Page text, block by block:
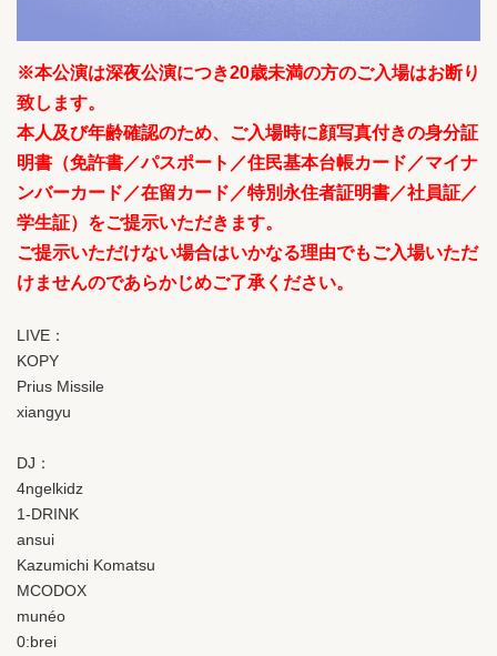
※本公演は深夜公演につき20歳未満の方のご入場はお断り
致します。
本人及び年齢確認のため、ご入場時に顔写真付きの身分証
明書（免許書／パスポート／住民基本台帳カード／マイナ
ンバーカード／在留カード／特別永住者証明書／社員証／
学生証）をご提示いただきます。
ご提示いただけない場合はいかなる理由でもご入場いただ
けませんのであらかじめご了承ください。
LIVE：
KOPY
Prius Missile
xiangyu
DJ：
4ngelkidz
1-DRINK
ansui
Kazumichi Komatsu
MCODOX
munéo
0:brei